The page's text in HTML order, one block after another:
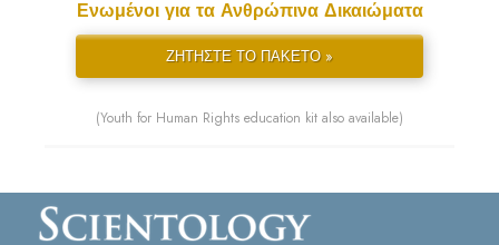
Ενωμένοι για τα Ανθρώπινα Δικαιώματα
ΖΗΤΗΣΤΕ ΤΟ ΠΑΚΕΤΟ »
(Youth for Human Rights education kit also available)